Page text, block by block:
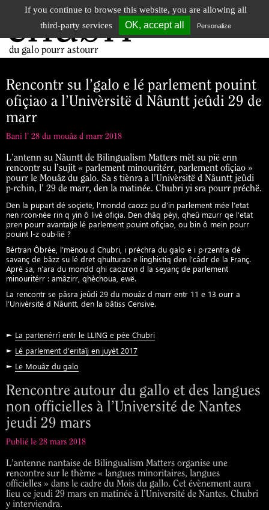
chubri
du galo pourr astourr
Rencontr su l’galo e lé parlement pouint
ofiçiao a l’Univèrsitë d Nâuntt jeûdi 29 de
marr
Bani l’ 28 du mouâz d marr 2018
L’antenn su Nâuntt de Bilingualism Matters mèt su pië enn
rencontr su l’sujit « parlement minouritérr, parlement ofiçiao »
pourr le Mouâz du galo. Sa s tiènra a l’Univèrsitë d Nâuntt jeûdi
p·rchin, l’ 29 de marr, den la matinée. Chubri yi sra pourr préchë.
Den la pupart dé soçietë, l’mondd caozz pu d’in parlement mée l’etat
nen rcon·née rin q yin ô livè ofiçia. Den châq pèyi, qheû mzurr qe l’etat
pren pourr avantaïjë lé parlement pouint ofiçiao, ou bin ô mein pourr
pouint l-z oub·lië ?
Bèrtran Ôbrée, l’mënou d Chubri, i préchra du galo e i p·rzentra dé
savanç de bâzz su lé dret qhulturao e linghistiq den l’câdr de la Franç.
Aprè sa, n’ara du mondd qhi caozron d la seyanç de parlement
minouritérr : amâzirr, qhèchoua, ewë.
La rencontr se pâsra jeûdi 29 du mouâz d marr entr 11 e 13 ourr a
l’Univèrsitë d Nâuntt, den la bâtiss Censive.
► La partenérrî entr le LLING e pée Chubri
► Lé parlement d’eritaïj en juyèt 2017
► Le Mouâz du galo
Rencontre autour du gallo et des langues
non officielles à l’Université de Nantes
jeudi 29 mars
Publié le 28 mars 2018
L’antenne nantaise de Bilingualism Matters organise une
rencontre sur le thème « langues minoritaires, langues
officielles » dans le cadre du Mois du gallo. Cet évènement aura
lieu ce jeudi 29 mars en matinée à l’Université de Nantes. Chubri
y interviendra.
If you continue to browse this website, you are allowing all
third-party services
OK, accept all Personalize